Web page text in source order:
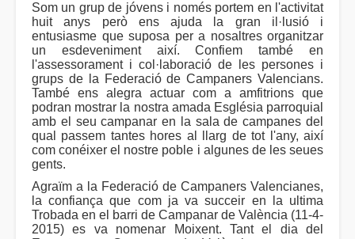
Som un grup de jóvens i només portem en l'activitat
huit anys però ens ajuda la gran il·lusió i
entusiasme que suposa per a nosaltres organitzar
un esdeveniment així. Confiem també en
l'assessorament i col·laboració de les persones i
grups de la Federació de Campaners Valencians.
També ens alegra actuar com a amfitrions que
podran mostrar la nostra amada Església parroquial
amb el seu campanar en la sala de campanes del
qual passem tantes hores al llarg de tot l'any, així
com conéixer el nostre poble i algunes de les seues
gents.
Agraïm a la Federació de Campaners Valencianes,
la confiança que com ja va succeir en la ultima
Trobada en el barri de Campanar de València (11-4-
2015) es va nomenar Moixent. Tant el dia del